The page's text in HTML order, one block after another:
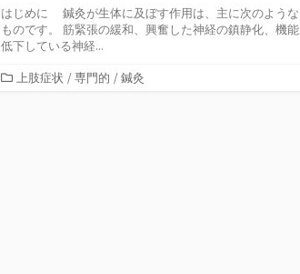
はじめに 鍼灸が生体に及ぼす作用は、主に次のような
ものです。 筋緊張の緩和、興奮した神経の鎮静化、機能
低下している神経...
カ上肢症状 / 専門的 / 鍼灸